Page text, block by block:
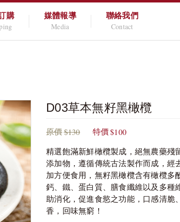
購 媒體報導
Media
聯絡我們
Contact
D03草本無籽黑橄欖
原價$130 特價$100
精選飽滿新鮮橄欖製成，絕無農藥殘
添加物，遵循傳統古法製作而成，經
加方便食用，無籽黑橄欖含有橄欖多
鈣、鐵、蛋白質、膳食纖維以及多種
助消化，促進食慾之功能，口感清脆
香，回味無窮！